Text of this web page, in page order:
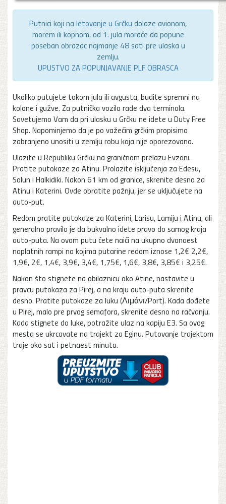
Putnici koji na letovanje u Grčku dolaze avionom,
morem ili kopnom, od 1. jula moraće da popune
poseban obrazac najmanje 48 sati pre ulaska u
zemlju.
UPUSTVO ZA POPUNJAVANJE PLF OBRASCA
Ukoliko putujete tokom jula ili avgusta, budite spremni na
kolone i gužve. Za putnička vozila rade dva terminala.
Savetujemo Vam da pri ulasku u Grčku ne idete u Duty Free
Shop. Napominjemo da je po važećim grčkim propisima
zabranjeno unositi u zemlju robu koja nije oporezovana.
Ulazite u Republiku Grčku na graničnom prelazu Evzoni.
Pratite putokaze za Atinu. Prolazite isključenja za Edesu,
Solun i Halkidiki. Nakon 61 km od granice, skrenite desno za
Atinu i Katerini. Ovde obratite pažnju, jer se uključujete na
auto-put.
Redom pratite putokaze za Katerini, Larisu, Lamiju i Atinu, ali
generalno pravilo je da bukvalno idete pravo do samog kraja
auto-puta. Na ovom putu ćete naići na ukupno dvanaest
naplatnih rampi na kojima putarine redom iznose 1,2€ 2,2€,
1,9€, 2€, 1,4€, 3,9€, 3,4€, 1,75€, 1,6€, 3,8€, 3,85€ i 3,25€.
Nakon što stignete na obilaznicu oko Atine, nastavite u
pravcu putokaza za Pirej, a na kraju auto-puta skrenite
desno. Pratite putokaze za luku (Λιμάνι/Port). Kada dođete
u Pirej, malo pre prvog semafora, skrenite desno na račvanju.
Kada stignete do luke, potražite ulaz na kapiju E3. Sa ovog
mesta se ukrcavate na trajekt za Eginu. Putovanje trajektom
traje oko sat i petnaest minuta.